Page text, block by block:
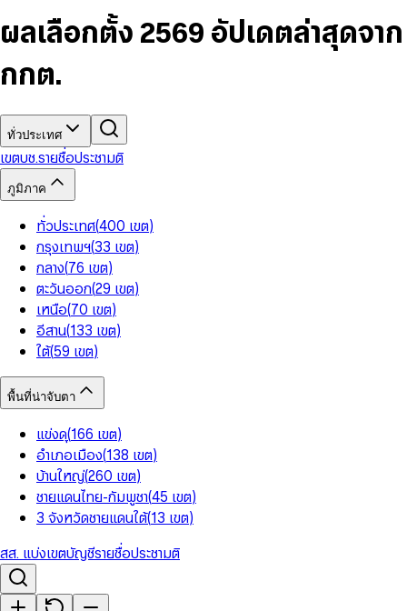
7
8
5
6
8
9
6
7
9
5
6
8
9
9
ผลเลือกตั้ง 2569 อัปเดตล่าสุดจาก
กกต.
ทั่วประเทศ
เขตบช.รายชื่อประชามติ
ภูมิภาค
ทั่วประเทศ(400 เขต)
กรุงเทพฯ(33 เขต)
กลาง(76 เขต)
ตะวันออก(29 เขต)
เหนือ(70 เขต)
อีสาน(133 เขต)
ใต้(59 เขต)
พื้นที่น่าจับตา
แข่งดุ(166 เขต)
อำเภอเมือง(138 เขต)
บ้านใหญ่(260 เขต)
ชายแดนไทย-กัมพูชา(45 เขต)
3 จังหวัดชายแดนใต้(13 เขต)
สส. แบ่งเขตบัญชีรายชื่อประชามติ